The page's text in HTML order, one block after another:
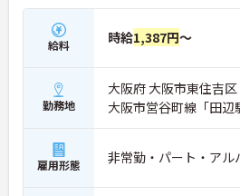
給料 時給1,387円～
勤務地
大阪府 大阪市東住吉
大阪市営谷町線「田辺
雇用形態 非常勤・パート・アル